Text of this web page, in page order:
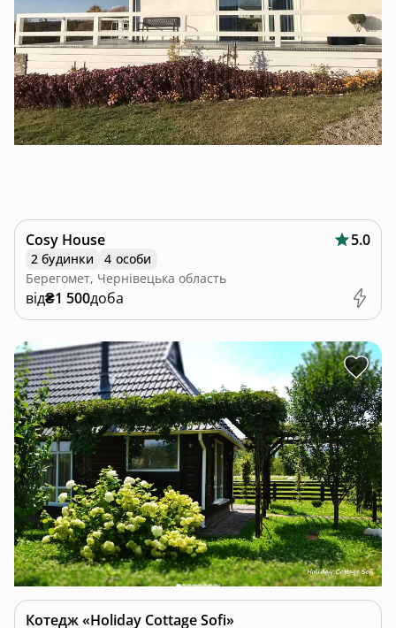
Cosy House 5.0
2 будинки
4 особи
Берегомет, Чернівецька область
від₴1 500доба
Котедж «Holiday Cottage Sofi»